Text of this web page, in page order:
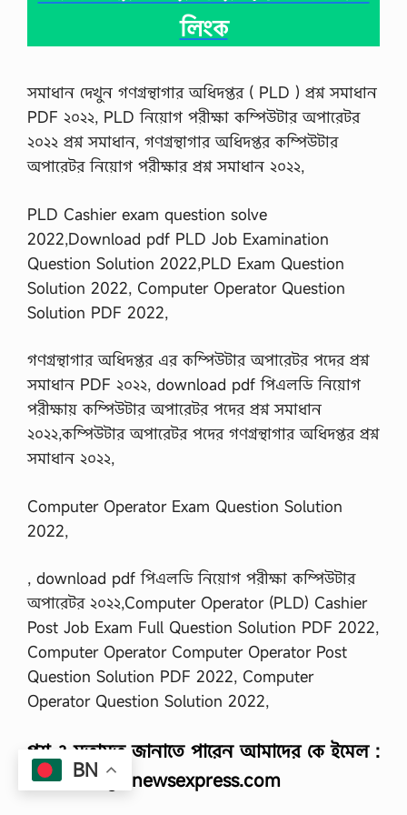
o
u
a
d
Q
Q
u
S
লিংক
সমাধান দেখুন গণগ্রন্থাগার অধিদপ্তর ( PLD ) প্রশ্ন সমাধান
PDF ২০২২, PLD নিয়োগ পরীক্ষা কম্পিউটার অপারেটর
২০২২ প্রশ্ন সমাধান, গণগ্রন্থাগার অধিদপ্তর কম্পিউটার
অপারেটর নিয়োগ পরীক্ষার প্রশ্ন সমাধান ২০২২,
PLD Cashier exam question solve
2022,Download pdf PLD Job Examination
Question Solution 2022,PLD Exam Question
Solution 2022, Computer Operator Question
Solution PDF 2022,
গণগ্রন্থাগার অধিদপ্তর এর কম্পিউটার অপারেটর পদের প্রশ্ন
সমাধান PDF ২০২২, download pdf পিএলডি নিয়োগ
পরীক্ষায় কম্পিউটার অপারেটর পদের প্রশ্ন সমাধান
২০২২,কম্পিউটার অপারেটর পদের গণগ্রন্থাগার অধিদপ্তর প্রশ্ন
সমাধান ২০২২,
Computer Operator Exam Question Solution
2022,
, download pdf পিএলডি নিয়োগ পরীক্ষা কম্পিউটার
অপারেটর ২০২২,Computer Operator (PLD) Cashier
Post Job Exam Full Question Solution PDF 2022,
Computer Operator Computer Operator Post
Question Solution PDF 2022, Computer
Operator Question Solution 2022,
প্রশ্ন ও মতামত জানাতে পারেন আমাদের কে ইমেল :
info@banglanewsexpress.com
BN